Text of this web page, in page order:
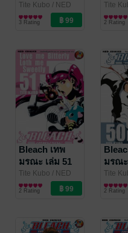
Tite Kubo / NED
Comics
การ์ตูนทั่วไป
3 Rating
Tite
Comics
การ์ตูน
2 Rating
Bleach เทพ
มรณะ เล่ม 51
Tite Kubo / NED
Comics
การ์ตูนทั่วไป
2 Rating
มรณะ
Tite
Comics
การ์ตูน
2 Rating